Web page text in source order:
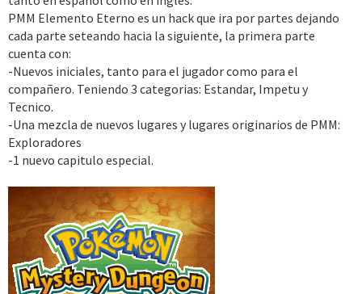
PMM Elemento Eterno es un hack que ira por partes dejando
cada parte seteando hacia la siguiente, la primera parte
cuenta con:
-Nuevos iniciales, tanto para el jugador como para el
compañero. Teniendo 3 categorias: Estandar, Impetu y
Tecnico.
-Una mezcla de nuevos lugares y lugares originarios de PMM:
Exploradores
-1 nuevo capitulo especial.